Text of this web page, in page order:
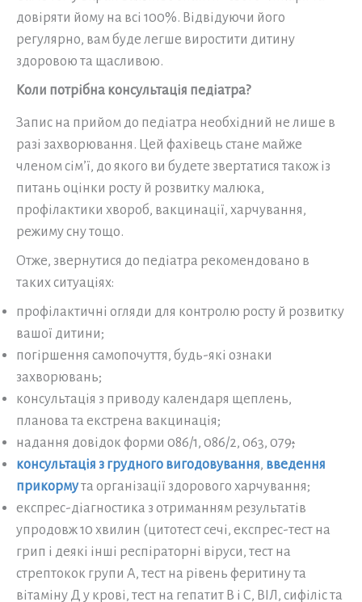
довіряти йому на всі 100%. Відвідуючи його
регулярно, вам буде легше виростити дитину
здоровою та щасливою.
Коли потрібна консультація педіатра?
Запис на прийом до педіатра необхідний не лише в
разі захворювання. Цей фахівець стане майже
членом сім’ї, до якого ви будете звертатися також із
питань оцінки росту й розвитку малюка,
профілактики хвороб, вакцинації, харчування,
режиму сну тощо.
Отже, звернутися до педіатра рекомендовано в
таких ситуаціях:
профілактичні огляди для контролю росту й розвитку
вашої дитини;
погіршення самопочуття, будь-які ознаки
захворювань;
консультація з приводу календаря щеплень,
планова та екстрена вакцинація;
надання довідок форми 086/1, 086/2, 063, 079;
консультація з грудного вигодовування, введення
прикормута організації здорового харчування;
експрес-діагностика з отриманням результатів
упродовж 10 хвилин (цитотест сечі, експрес-тест на
грип і деякі інші респіраторні віруси, тест на
стрептокок групи А, тест на рівень феритину та
вітаміну Д у крові, тест на гепатит В і С, ВІЛ, сифіліс та